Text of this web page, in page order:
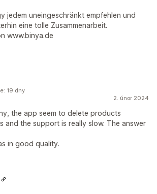
jedem uneingeschränkt empfehlen und
eine tolle Zusammenarbeit.
www.binya.de
2. únor 2024
the app seem to delete products
and the support is really slow. The answer
in good quality.
19 dny